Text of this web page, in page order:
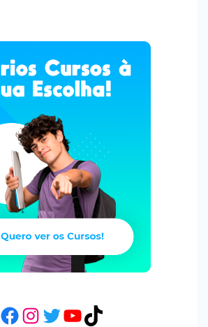
Facebook
Instagram
Twitter
YouTube
TikTok